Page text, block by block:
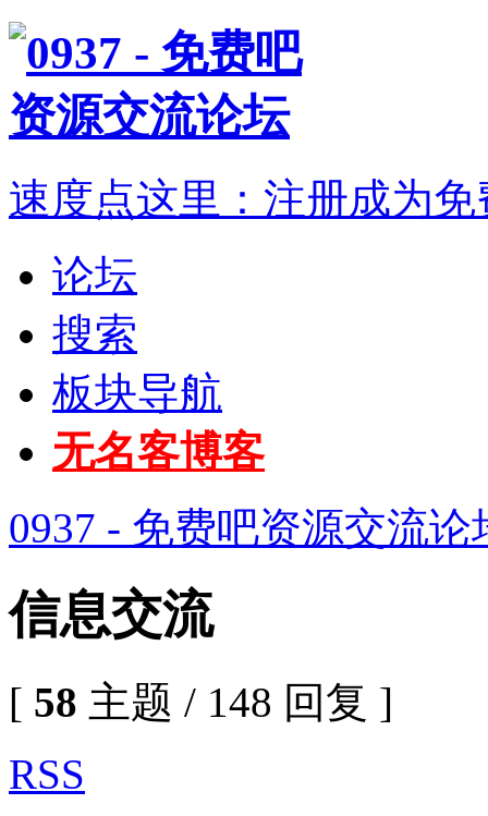
速度点这里：注册成为
论坛
搜索
板块导航
无名客博客
0937 - 免费吧资源交流论
信息交流
[ 58 主题 / 148 回复 ]
RSS